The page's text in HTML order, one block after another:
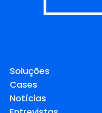
Soluções
Cases
Notícias